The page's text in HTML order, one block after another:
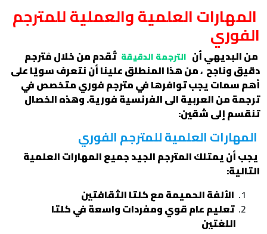
المهارات العلمية والعملية للمترجم
الفوري
من البديهي أن الترجمة الدقيقة تُقدم من خلال مُترجم
دقيق وناجح ،من هذا المنطلق علينا أن نتعرف سويًا على
أهم سمات يجب توافرها في مترجم فوري متخصص في
ترجمة من العربية الى الفرنسية فورية. وهذه الخصال
تنقسم إلى شقين:
المهارات العلمية للمترجم الفوري
يجب أن يمتلك المترجم الجيد جميع المهارات العلمية
التالية:
الألفة الحميمة مع كلتا الثقافتين
تعليم عام قوي ومفردات واسعة في كلتا
اللغتين